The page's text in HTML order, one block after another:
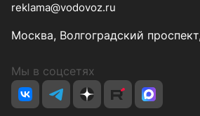
reklama@vodovoz.ru
Москва, Волгоградский
Мы в соцсетях